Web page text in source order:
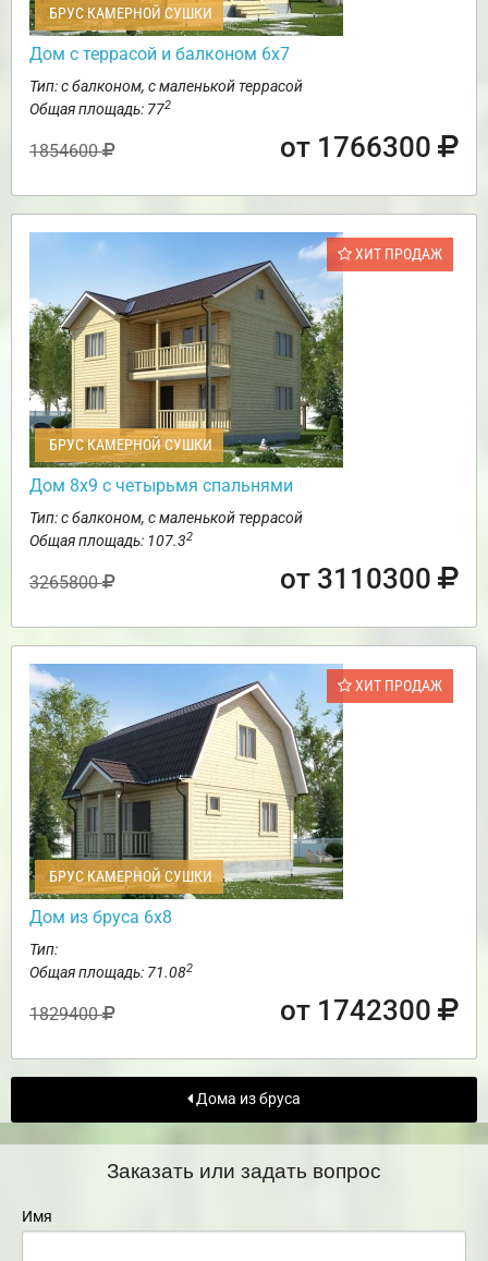
БРУС КАМЕРНОЙ СУШКИ
Дом с террасой и балконом 6х7
Тип: с балконом, с маленькой террасой
Общая площадь: 772
1854600 от 1766300
ХИТ ПРОДАЖ
БРУС КАМЕРНОЙ СУШКИ
Дом 8х9 с четырьмя спальнями
Тип: с балконом, с маленькой террасой
Общая площадь: 107.32
3265800 от 3110300
ХИТ ПРОДАЖ
БРУС КАМЕРНОЙ СУШКИ
Дом из бруса 6х8
Тип:
Общая площадь: 71.082
1829400 от 1742300
Дома из бруса
Заказать или задать вопрос
Имя